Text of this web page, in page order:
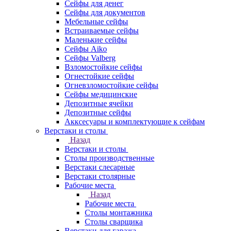
Сейфы для денег
Сейфы для документов
Мебельные сейфы
Встраиваемые сейфы
Маленькие сейфы
Сейфы Aiko
Сейфы Valberg
Взломостойкие сейфы
Огнестойкие сейфы
Огневзломостойкие сейфы
Сейфы медицинские
Депозитные ячейки
Депозитные сейфы
Акксесуары и комплектующие к сейфам
Верстаки и столы
Назад
Верстаки и столы
Столы производственные
Верстаки слесарные
Верстаки столярные
Рабочие места
Назад
Рабочие места
Столы монтажника
Столы сварщика